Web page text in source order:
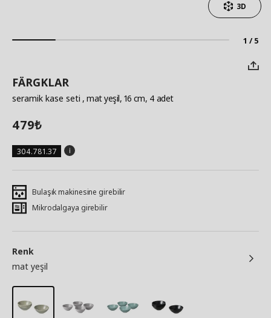
1 / 5
3D
FÄRGKLAR
seramik kase seti , mat yeşil, 16 cm, 4 adet
479₺
304.781.37
Bulaşık makinesine girebilir
Mikrodalgaya girebilir
Renk
mat yeşil